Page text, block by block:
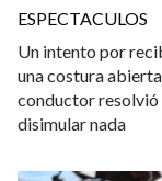
ESPECTACULOS
Un intento por
una costura
conductor resolvió
disimular nada